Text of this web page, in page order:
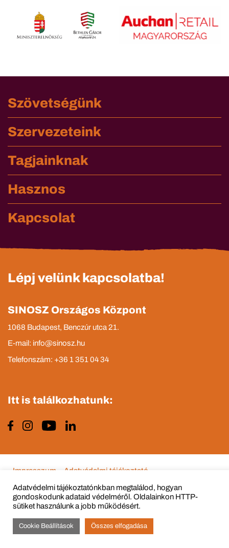
Szövetségünk
Szervezeteink
Tagjainknak
Hasznos
Kapcsolat
Lépj velünk kapcsolatba!
SINOSZ Országos Központ
1068 Budapest, Benczúr utca 21.
E-mail: info@sinosz.hu
Telefonszám: +36 1 351 04 34
Itt is találkozhatunk:
© Copyright 2015 - 2022 All Rights Reserved
Impresszum Adatvédelmi tájékoztató
Adatvédelmi tájékoztatónkban megtalálod, hogyan
gondoskodunk adataid védelméről. Oldalainkon HTTP-
sütiket használunk a jobb működésért.
Cookie Beállítások Összes elfogadása